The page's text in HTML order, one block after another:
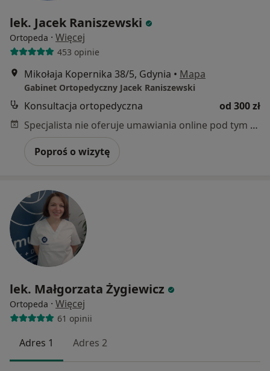
lek. Jacek Raniszewski
Ortopeda · Więcej
453 opinie
Mikołaja Kopernika 38/5, Gdynia • Mapa
Gabinet Ortopedyczny Jacek Raniszewski
Konsultacja ortopedyczna
od 300 zł
Specjalista nie oferuje umawiania online pod tym adresem.
Poproś o wizytę
lek. Małgorzata Żygiewicz
Ortopeda · Więcej
61 opinii
Adres 1 Adres 2